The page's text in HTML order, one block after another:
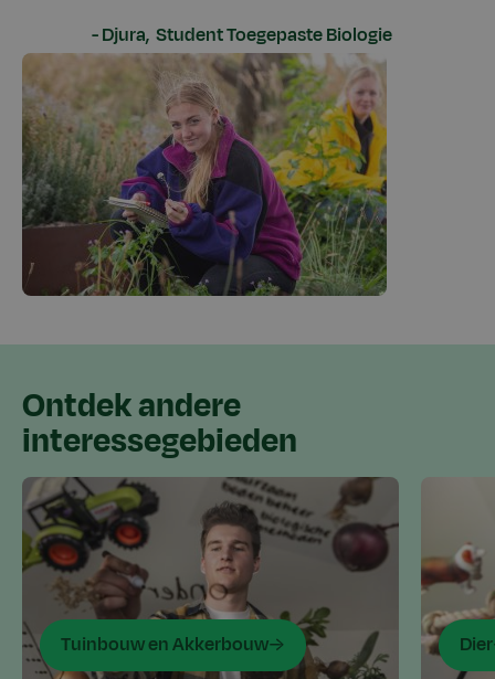
Djura, Student Toegepaste Biologie
Ontdek andere
interessegebieden
Tuinbouw en Akkerbouw Dier